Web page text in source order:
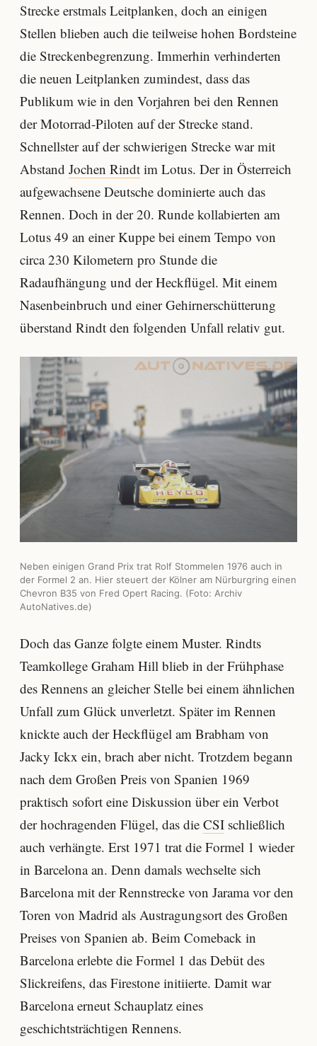
Strecke erstmals Leitplanken, doch an einigen
Stellen blieben auch die teilweise hohen Bordsteine
die Streckenbegrenzung. Immerhin verhinderten
die neuen Leitplanken zumindest, dass das
Publikum wie in den Vorjahren bei den Rennen
der Motorrad-Piloten auf der Strecke stand.
Schnellster auf der schwierigen Strecke war mit
Abstand Jochen Rindt im Lotus. Der in Österreich
aufgewachsene Deutsche dominierte auch das
Rennen. Doch in der 20. Runde kollabierten am
Lotus 49 an einer Kuppe bei einem Tempo von
circa 230 Kilometern pro Stunde die
Radaufhängung und der Heckflügel. Mit einem
Nasenbeinbruch und einer Gehirnerschütterung
überstand Rindt den folgenden Unfall relativ gut.
Neben einigen Grand Prix trat Rolf Stommelen 1976 auch in
der Formel 2 an. Hier steuert der Kölner am Nürburgring einen
Chevron B35 von Fred Opert Racing. (Foto: Archiv
AutoNatives.de)
Doch das Ganze folgte einem Muster. Rindts
Teamkollege Graham Hill blieb in der Frühphase
des Rennens an gleicher Stelle bei einem ähnlichen
Unfall zum Glück unverletzt. Später im Rennen
knickte auch der Heckflügel am Brabham von
Jacky Ickx ein, brach aber nicht. Trotzdem begann
nach dem Großen Preis von Spanien 1969
praktisch sofort eine Diskussion über ein Verbot
der hochragenden Flügel, das die CSI schließlich
auch verhängte. Erst 1971 trat die Formel 1 wieder
in Barcelona an. Denn damals wechselte sich
Barcelona mit der Rennstrecke von Jarama vor den
Toren von Madrid als Austragungsort des Großen
Preises von Spanien ab. Beim Comeback in
Barcelona erlebte die Formel 1 das Debüt des
Slickreifens, das Firestone initiierte. Damit war
Barcelona erneut Schauplatz eines
geschichtsträchtigen Rennens.